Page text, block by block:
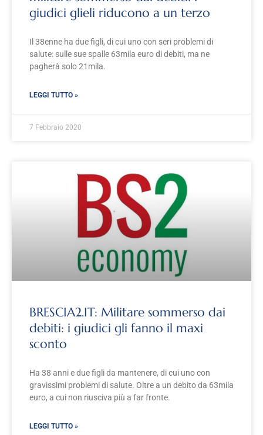
giudici glieli riducono a un terzo
Il 38enne ha due figli, di cui uno con seri problemi di
salute: sulle sue spalle 63mila euro di debiti, ma ne
pagherà solo 21mila.
LEGGI TUTTO »
7 Febbraio 2020
BRESCIA2.IT: Militare sommerso dai
debiti: i giudici gli fanno il maxi
sconto
Ha 38 anni e due figli da mantenere, di cui uno con
gravissimi problemi di salute. Oltre a un debito da 63mila
euro, a cui non riusciva più a far fronte.
LEGGI TUTTO »